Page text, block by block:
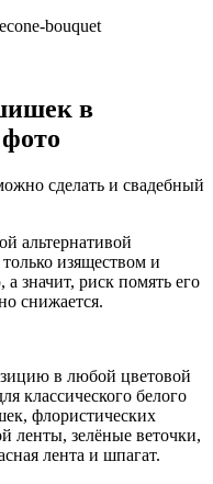
bouquet
в
сделать и свадебный
альтернативой
изяществом и
значит, риск помять его
снижается.
в любой цветовой
классического белого
флористических
ленты, зелёные веточки,
лента и шпагат.